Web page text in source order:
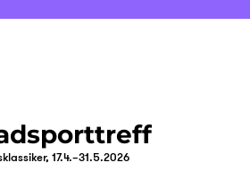
17.4.–31.5.2026